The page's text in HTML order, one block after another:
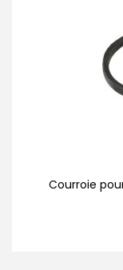
Courroie